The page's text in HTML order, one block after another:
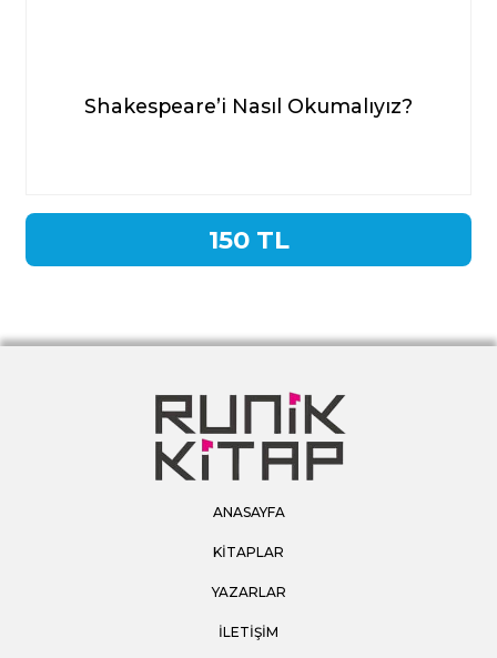
Shakespeare’i Nasıl Okumalıyız?
150 TL
ANASAYFA
KİTAPLAR
YAZARLAR
İLETİŞİM